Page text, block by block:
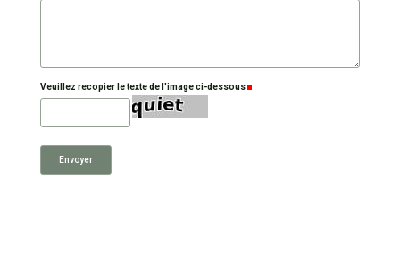
Veuillez recopier le texte de l'image ci-dessous